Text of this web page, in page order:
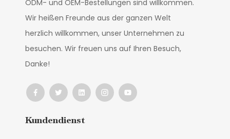
ODM- und OEM-Bestellungen sind willkommen.
Wir heißen Freunde aus der ganzen Welt
herzlich willkommen, unser Unternehmen zu
besuchen. Wir freuen uns auf Ihren Besuch,
Danke!
Kundendienst